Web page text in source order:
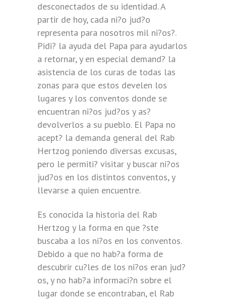
desconectados de su identidad. A
partir de hoy, cada ni?o jud?o
representa para nosotros mil ni?os?.
Pidi? la ayuda del Papa para ayudarlos
a retornar, y en especial demand? la
asistencia de los curas de todas las
zonas para que estos develen los
lugares y los conventos donde se
encuentran ni?os jud?os y as?
devolverlos a su pueblo. El Papa no
acept? la demanda general del Rab
Hertzog poniendo diversas excusas,
pero le permiti? visitar y buscar ni?os
jud?os en los distintos conventos, y
llevarse a quien encuentre.
Es conocida la historia del Rab
Hertzog y la forma en que ?ste
buscaba a los ni?os en los conventos.
Debido a que no hab?a forma de
descubrir cu?les de los ni?os eran jud?
os, y no hab?a informaci?n sobre el
lugar donde se encontraban, el Rab